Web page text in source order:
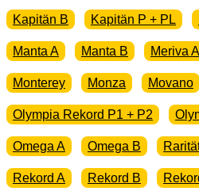
Kapitän B Kapitän P + PL
Manta A Manta B Meriva A
Monterey Monza Movano
Olympia Rekord P1 + P2
Omega A Omega B
Rekord A Rekord B